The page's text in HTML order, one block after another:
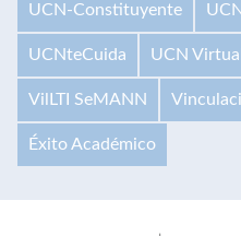
UCN-Constituyente
UCNteCuida UCN Virtual
VilLTI SeMANN
Éxito Académico